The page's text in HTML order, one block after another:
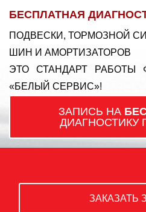
БЕСПЛАТНАЯ
ПОДВЕСКИ, ТОРМОЗНОЙ
ШИН И АМОРТИЗАТОРОВ
ЭТО СТАНДАРТ РАБОТЫ
«БЕЛЫЙ СЕРВИС»!
ЗАПИСЬ НА
ДИАГНОСТИКУ
ЗАКАЗАТЬ